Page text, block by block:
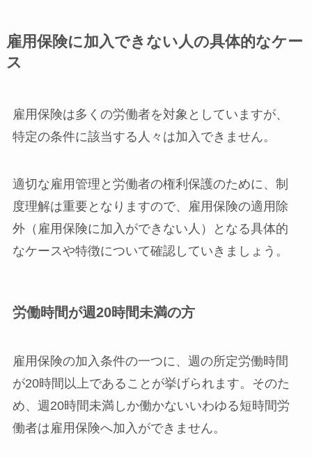
雇用保険に加入できない人の具体的なケー
ス
雇用保険は多くの労働者を対象としていますが、
特定の条件に該当する人々は加入できません。
適切な雇用管理と労働者の権利保護のために、制
度理解は重要となりますので、雇用保険の適用除
外（雇用保険に加入ができない人）となる具体的
なケースや特徴について確認していきましょう。
労働時間が週20時間未満の方
雇用保険の加入条件の一つに、週の所定労働時間
が20時間以上であることが挙げられます。そのた
め、週20時間未満しか働かないいわゆる短時間労
働者は雇用保険へ加入ができません。